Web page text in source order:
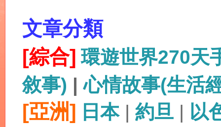
文章分類
[綜合] 環遊世界270天
敘事) |心情故事(生活
[亞洲] 日本| 約旦 | 以